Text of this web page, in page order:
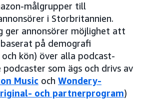
målgrupper till
i Storbritannien.
ger annonsörer möjlighet att
på demografi
kön) över alla podcast-
podcaster som ägs och drivs av
Music och Wondery-
och partnerprogram)